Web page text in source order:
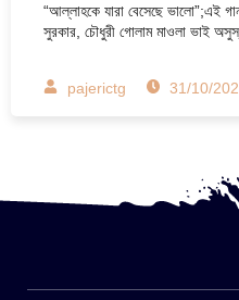
“আল্লাহকে যারা বেসেছে ভালো”;এই
সুরকার, চৌধুরী গোলাম মাওলা ভাই
pajerictg 31/10/